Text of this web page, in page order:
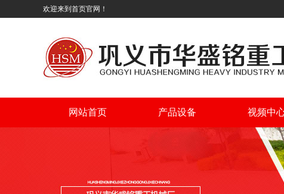
欢迎来到首页官网！
网站首页 产品设备 视频中